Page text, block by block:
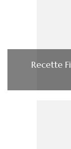
Recette